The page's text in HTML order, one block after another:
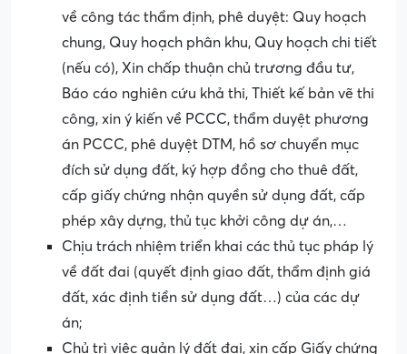
về công tác thẩm định, phê duyệt: Quy hoạch
chung, Quy hoạch phân khu, Quy hoạch chi tiết
(nếu có), Xin chấp thuận chủ trương đầu tư,
Báo cáo nghiên cứu khả thi, Thiết kế bản vẽ thi
công, xin ý kiến về PCCC, thẩm duyệt phương
án PCCC, phê duyệt DTM, hồ sơ chuyển mục
đích sử dụng đất, ký hợp đồng cho thuê đất,
cấp giấy chứng nhận quyền sử dụng đất, cấp
phép xây dựng, thủ tục khởi công dự án,…
Chịu trách nhiệm triển khai các thủ tục pháp lý
về đất đai (quyết định giao đất, thẩm định giá
đất, xác định tiền sử dụng đất…) của các dự
án;
Chủ trì việc quản lý đất đai, xin cấp Giấy chứng